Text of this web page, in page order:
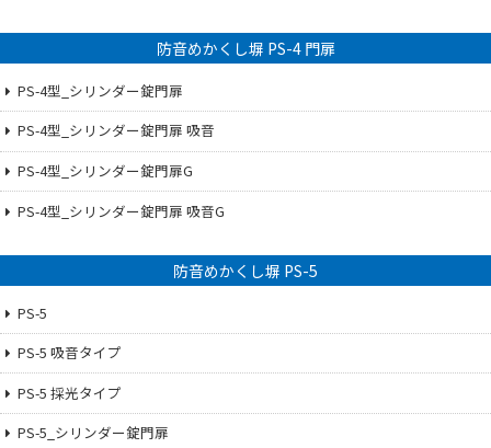
防音めかくし塀 PS-4 門扉
PS-4型_シリンダー錠門扉
PS-4型_シリンダー錠門扉 吸音
PS-4型_シリンダー錠門扉G
PS-4型_シリンダー錠門扉 吸音G
防音めかくし塀 PS-5
PS-5
PS-5 吸音タイプ
PS-5 採光タイプ
PS-5_シリンダー錠門扉